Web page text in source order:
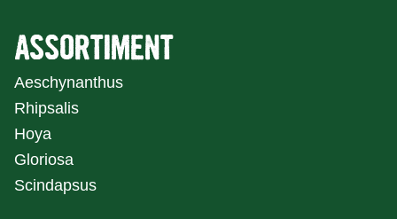
ASSORTIMENT
Aeschynanthus
Rhipsalis
Hoya
Gloriosa
Scindapsus